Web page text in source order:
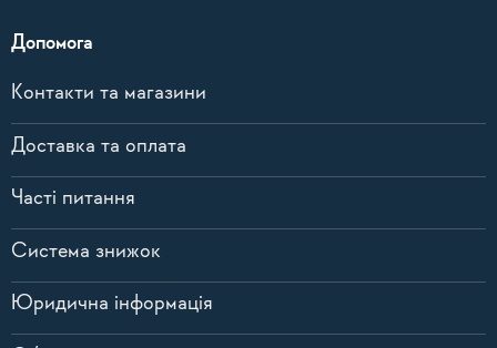
Допомога
Контакти та магазини
Доставка та оплата
Часті питання
Система знижок
Юридична інформація